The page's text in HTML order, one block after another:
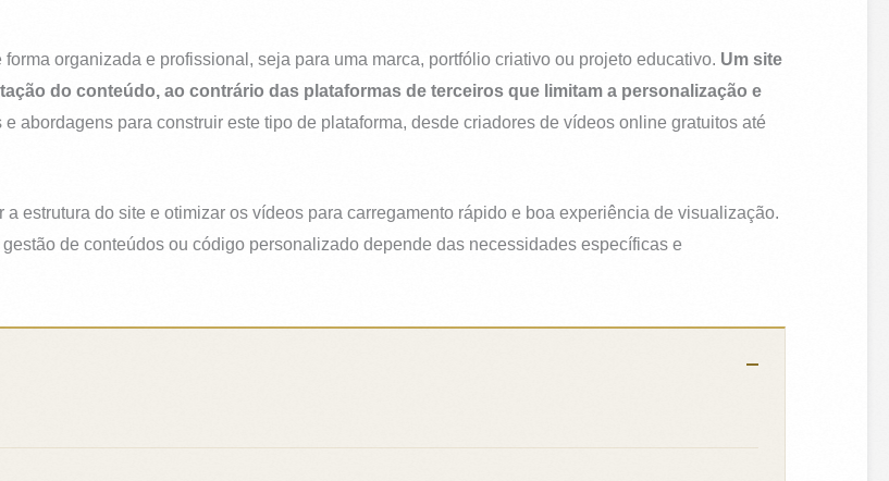
organizada e profissional, seja para uma marca, portfólio criativo ou projeto educativo. Um site
do conteúdo, ao contrário das plataformas de terceiros que limitam a personalização e
abordagens para construir este tipo de plataforma, desde criadores de vídeos online gratuitos até
estrutura do site e otimizar os vídeos para carregamento rápido e boa experiência de visualização.
de conteúdos ou código personalizado depende das necessidades específicas e